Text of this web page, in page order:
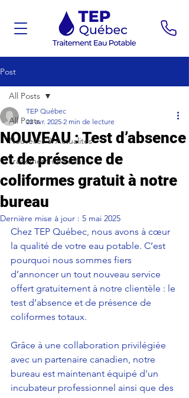
Post
All Posts
Nouvelles & Actualités
Traitement de l'eau
All Posts
NOUVEAU : Test d’absence
et de présence de
coliformes gratuit à notre
bureau
TEP Québec
22 avr. 2025 2 min de lecture
Dernière mise à jour : 5 mai 2025
Chez TEP Québec, nous avons à cœur
la qualité de votre eau potable. C’est
pourquoi nous sommes fiers
d’annoncer un tout nouveau service
offert gratuitement à notre clientèle : le
test d’absence et de présence de
coliformes totaux.
Grâce à une collaboration privilégiée
avec un partenaire canadien, notre
bureau est maintenant équipé d'un
incubateur professionnel ainsi que des